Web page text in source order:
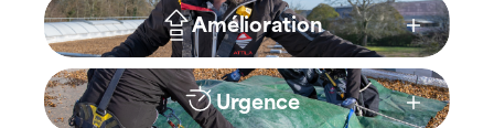
Amélioration
Urgence